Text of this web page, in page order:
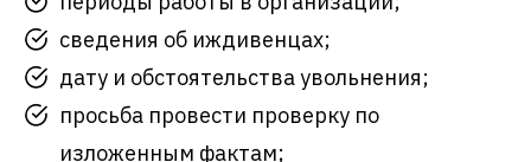
сведения об иждивенцах;
дату и обстоятельства увольнения;
просьба провести проверку по
изложенным фактам;